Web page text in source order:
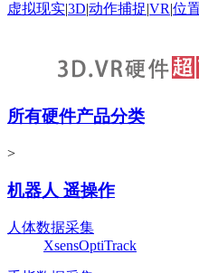
虚拟现实|3D|动作捕捉|VR|位
所有硬件产品分类
>
机器人 遥操作
人体数据采集
XsensOptiTrack